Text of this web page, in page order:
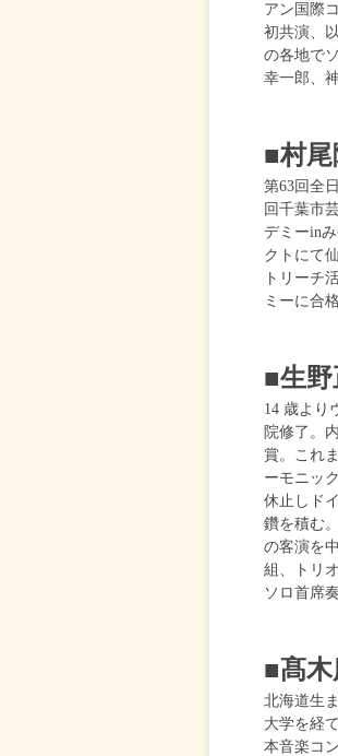
アン国際
初共演、
の各地で
幸一郎、
■村尾
第63回全
回千葉市
デミーin
クトにて
トリーチ
ミーに合
■生
14 歳より
院修了。
賞。これ
ーモニッ
休止しド
鑽を積む
の客演を
組、トリ
ソロ首席
■髙
北海道生
大学を経
本音楽コ